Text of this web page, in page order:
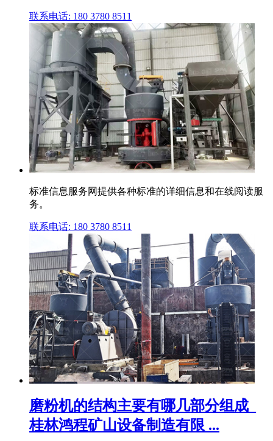
联系电话: 180 3780 8511
标准信息服务网提供各种标准的详细信息和在线阅读服
务。
联系电话: 180 3780 8511
磨粉机的结构主要有哪几部分组成_
桂林鸿程矿山设备制造有限 ...